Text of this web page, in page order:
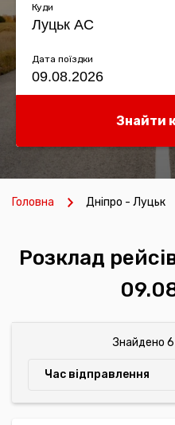
Куди
Дата поїздки
Знайти
Головна Дніпро - Луцьк
Розклад
Знайдено 6
Час відправлення